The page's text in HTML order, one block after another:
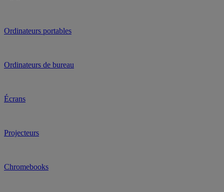
Ordinateurs portables
Ordinateurs de bureau
Écrans
Projecteurs
Chromebooks